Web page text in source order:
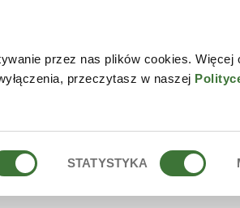
przez nas plików cookies. Więcej
przeczytasz w naszej
STATYSTYKA
corporal